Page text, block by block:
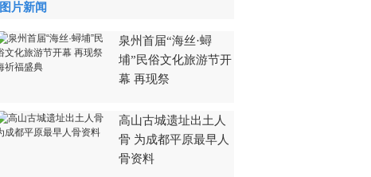
图片新闻
泉州首届“海丝·蟳
埔”民俗文化旅游节开
幕 再现祭
高山古城遗址出土人
骨 为成都平原最早人
骨资料